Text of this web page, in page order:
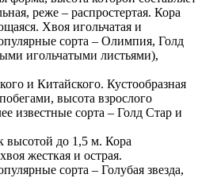
реже – распростертая. Кора
Хвоя игольчатая и
сорта – Олимпия, Голд
игольчатыми листьями),
и Китайского. Кустообразная
высота взрослого
известные сорта – Голд Стар и
высотой до 1,5 м. Кора
жесткая и острая.
сорта – Голубая звезда,